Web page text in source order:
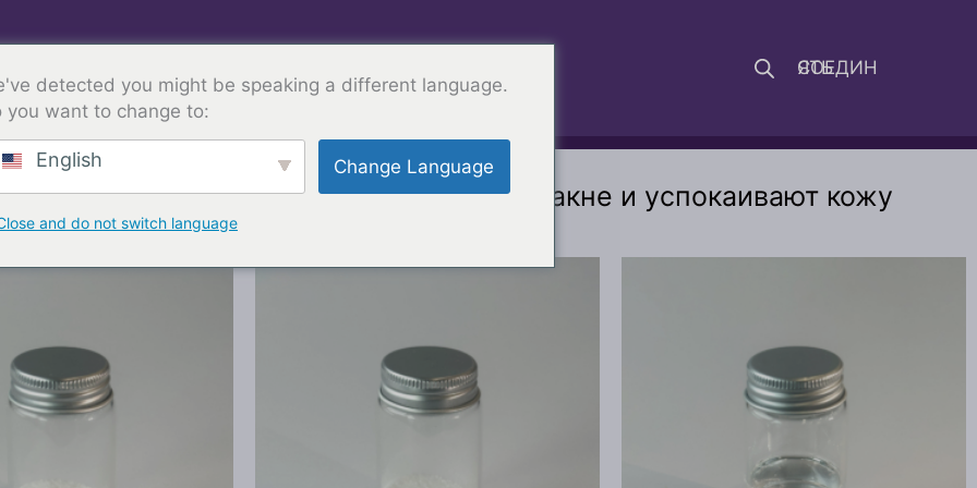
ИНГРЕДИЕНТЫ API
НАША КОМПАНИЯ
ИДЕНТИФИКАТОР
ФОРМУЛА
СОЕДИНЯТЬ
жирность кожи, борются с акне и успокаивают кожу
detected you might be speaking a different language.
you want to change to:
English Change Language
and do not switch language